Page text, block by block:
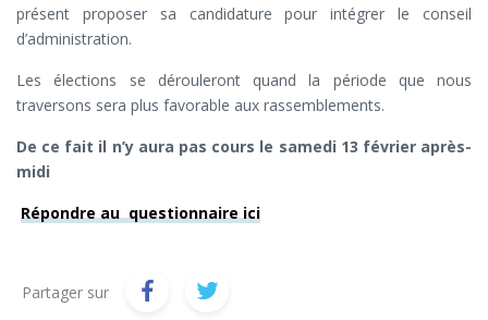
présent proposer sa candidature pour intégrer le conseil
d’administration.
Les élections se dérouleront quand la période que nous
traversons sera plus favorable aux rassemblements.
De ce fait il n’y aura pas cours le samedi 13 février après-
midi
Répondre au questionnaire ici
Partager sur